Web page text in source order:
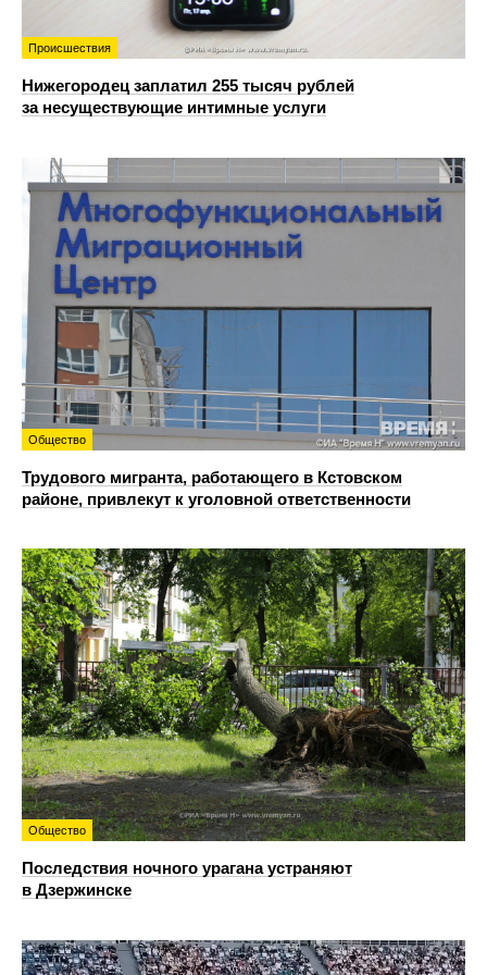
Происшествия
Нижегородец заплатил 255 тысяч рублей
за несуществующие интимные услуги
Общество
Трудового мигранта, работающего в Кстовском
районе, привлекут к уголовной ответственности
Общество
Последствия ночного урагана устраняют
в Дзержинске